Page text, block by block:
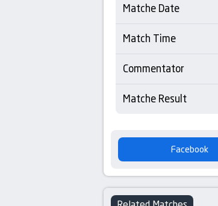
Matche Date
Match Time
Commentator
Matche Result
Facebook